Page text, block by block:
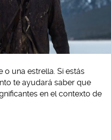
o una estrella. Si estás
te ayudará saber que
en el contexto de